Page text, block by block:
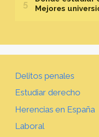
Delitos penales
Estudiar derecho
Herencias en España
Laboral